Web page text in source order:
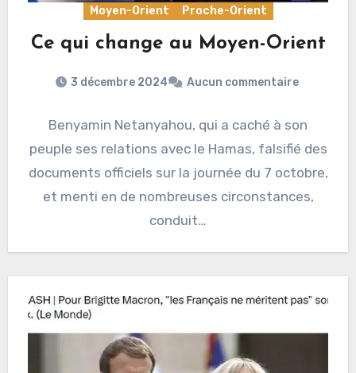
Moyen-Orient Proche-Orient
Ce qui change au Moyen-Orient
3 décembre 2024 Aucun commentaire
Benyamin Netanyahou, qui a caché à son
peuple ses relations avec le Hamas, falsifié des
documents officiels sur la journée du 7 octobre,
et menti en de nombreuses circonstances,
conduit…